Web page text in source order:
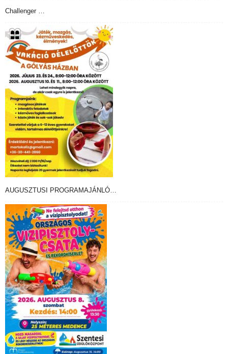
Challenger …
AUGUSZTUSI PROGRAMAJÁNLÓ…